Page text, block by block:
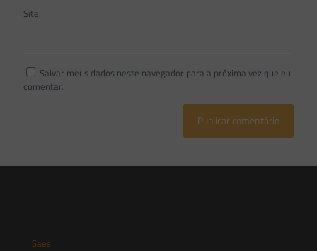
Site
Salvar meus dados neste navegador para a próxima vez que eu
comentar.
Saes